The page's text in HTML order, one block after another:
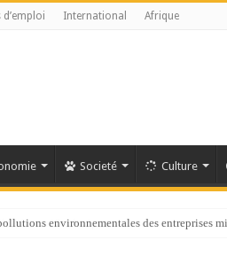
International Afrique
Societé Culture
à intensifier la riposte